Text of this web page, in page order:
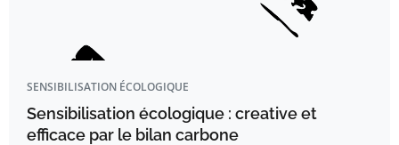
SENSIBILISATION ÉCOLOGIQUE
Sensibilisation écologique : creative et
efficace par le bilan carbone